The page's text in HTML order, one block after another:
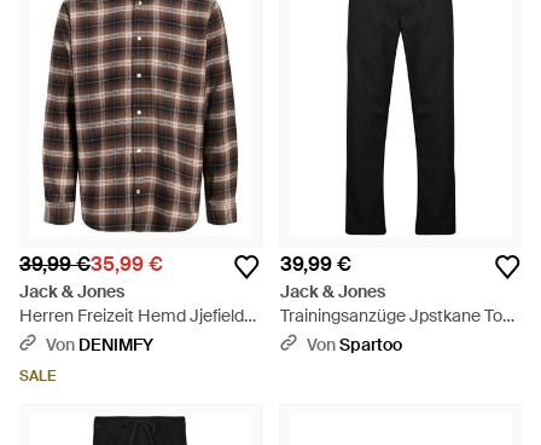
39,99 €35,99 €
Jack & Jones
Herren Freizeit Hemd Jjefield
Check Shirt Regular Fit -
Von DENIMFY
SALE
39,99 €
Jack & Jones
Trainingsanzüge Jpstkane Toby
Jogger - Schwarz
VonSpartoo